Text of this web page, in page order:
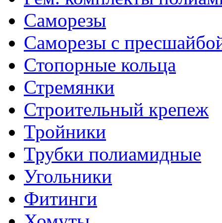
Саморезы
Саморезы с
Стопорные кольца
Стремянки
Строительный крепеж
Тройники
Трубки полиамидные
Угольники
Фитинги